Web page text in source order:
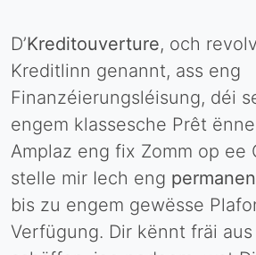
D’Kreditouverture, och
Kreditlinn genannt, ass eng
Finanzéierungsléisung, déi
engem klassesche Prêt
Amplaz eng fix Zomm op ee
stelle mir Iech eng
bis zu engem gewësse
Verfügung. Dir kënnt fräi